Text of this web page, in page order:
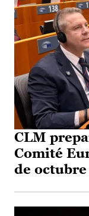
CLM
Comité
de octubre